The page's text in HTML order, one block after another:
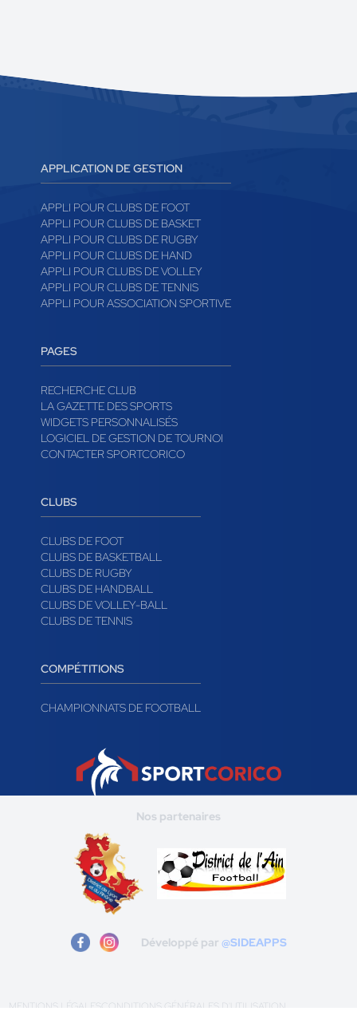
APPLICATION DE GESTION
APPLI POUR CLUBS DE FOOT
APPLI POUR CLUBS DE BASKET
APPLI POUR CLUBS DE RUGBY
APPLI POUR CLUBS DE HAND
APPLI POUR CLUBS DE VOLLEY
APPLI POUR CLUBS DE TENNIS
APPLI POUR ASSOCIATION SPORTIVE
PAGES
RECHERCHE CLUB
LA GAZETTE DES SPORTS
WIDGETS PERSONNALISÉS
LOGICIEL DE GESTION DE TOURNOI
CONTACTER SPORTCORICO
CLUBS
CLUBS DE FOOT
CLUBS DE BASKETBALL
CLUBS DE RUGBY
CLUBS DE HANDBALL
CLUBS DE VOLLEY-BALL
CLUBS DE TENNIS
COMPÉTITIONS
CHAMPIONNATS DE FOOTBALL
Nos partenaires
Développé par @SIDEAPPS
MENTIONS LÉGALESCONDITIONS GÉNÉRALES D'UTILISATION